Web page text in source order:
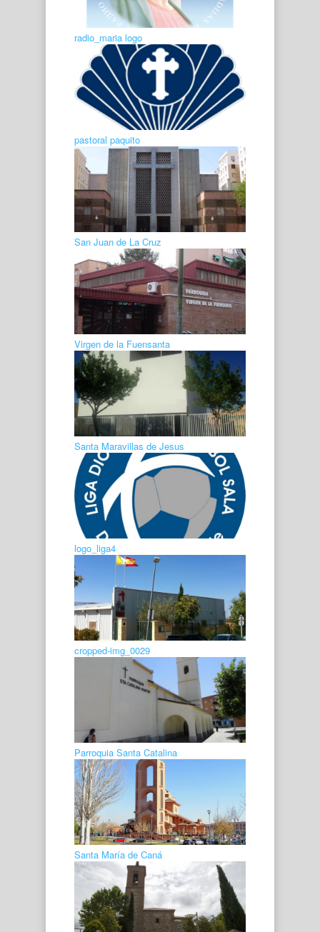
radio_maria logo
pastoral paquito
San Juan de La Cruz
Virgen de la Fuensanta
Santa Maravillas de Jesus
logo_liga4
cropped-img_0029
Parroquia Santa Catalina
Santa María de Caná